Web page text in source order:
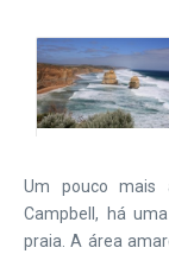
Um pouco mais
Campbell, há
praia. A área